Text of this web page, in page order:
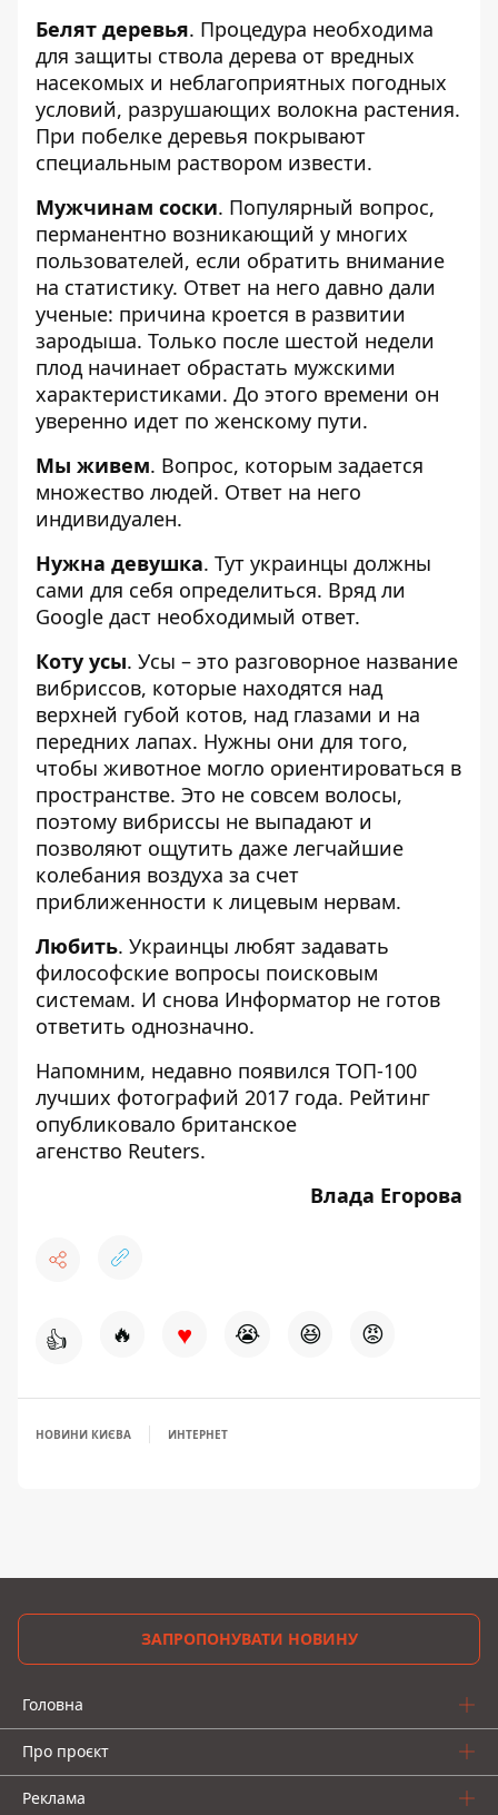
Белят деревья. Процедура необходима
для защиты ствола дерева от вредных
насекомых и неблагоприятных погодных
условий, разрушающих волокна растения.
При побелке деревья покрывают
специальным раствором извести.
Мужчинам соски. Популярный вопрос,
перманентно возникающий у многих
пользователей, если обратить внимание
на статистику. Ответ на него давно дали
ученые: причина кроется в развитии
зародыша. Только после шестой недели
плод начинает обрастать мужскими
характеристиками. До этого времени он
уверенно идет по женскому пути.
Мы живем. Вопрос, которым задается
множество людей. Ответ на него
индивидуален.
Нужна девушка. Тут украинцы должны
сами для себя определиться. Вряд ли
Google даст необходимый ответ.
Коту усы. Усы – это разговорное название
вибриссов, которые находятся над
верхней губой котов, над глазами и на
передних лапах. Нужны они для того,
чтобы животное могло ориентироваться в
пространстве. Это не совсем волосы,
поэтому вибриссы не выпадают и
позволяют ощутить даже легчайшие
колебания воздуха за счет
приближенности к лицевым нервам.
Любить. Украинцы любят задавать
философские вопросы поисковым
системам. И снова Информатор не готов
ответить однозначно.
Напомним, недавно появился ТОП-100
лучших фотографий 2017 года. Рейтинг
опубликовало британское
агенство Reuters.
Влада Егорова
👍 🔥 ♥ 😭 😆 😡
НОВИНИ КИЄВА ИНТЕРНЕТ
ЗАПРОПОНУВАТИ НОВИНУ
Головна
Про проєкт
Реклама